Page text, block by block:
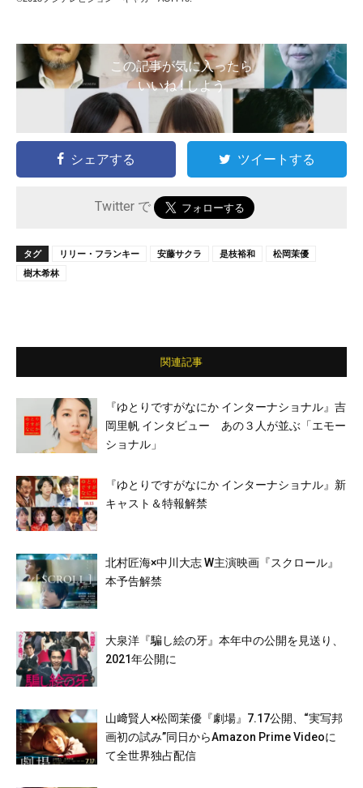
この記事が気に入ったら
いいね ! しよう
シェアする ツイートする
Twitter で
タグ リリー・フランキー 安藤サクラ 是枝裕和
松岡茉優
樹木希林
関連記事
『ゆとりですがなにか インターナショナル』吉
岡里帆 インタビュー あの３人が並ぶ「エモー
ショナル」
『ゆとりですがなにか インターナショナル』新
キャスト＆特報解禁
北村匠海×中川大志 W主演映画『スクロール』
本予告解禁
大泉洋『騙し絵の牙』本年中の公開を見送り、
2021年公開に
山﨑賢人×松岡茉優『劇場』7.17公開、“実写邦
画初の試み”同日からAmazon Prime Videoに
て全世界独占配信